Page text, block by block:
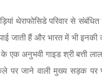
थेराफोसिडे परिवार से
पाई जाती हैं और भारत में भी
एक अनुभवी गाइड श्री बत्ती
पर जाने वाली मुख्य सड़क पर